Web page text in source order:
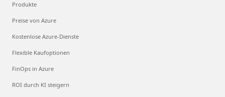
Produkte
Preise von Azure
Kostenlose Azure-Dienste
Flexible Kaufoptionen
FinOps in Azure
ROI durch KI steigern